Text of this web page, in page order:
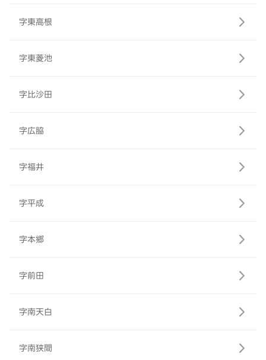
字東高根
字東菱池
字比沙田
字広脇
字福井
字平成
字本郷
字前田
字南天白
字南狭間